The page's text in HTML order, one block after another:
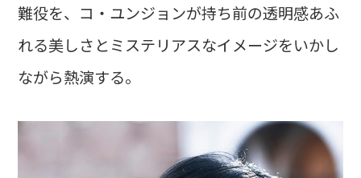
難役を、コ・ユンジョンが持ち前の透明感あふ
れる美しさとミステリアスなイメージをいかし
ながら熱演する。